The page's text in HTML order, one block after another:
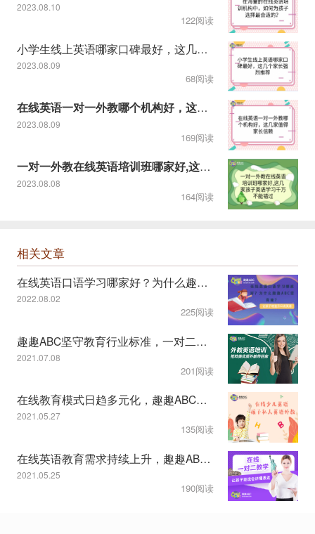
2023.08.10
122阅读
小学生线上英语哪家口碑最好，这几个家长强烈推荐
2023.08.09
68阅读
在线英语一对一外教哪个机构好，这几家值得家长信赖
2023.08.09
169阅读
一对一外教在线英语培训班哪家好,这几家孩子英语学习千万不能错
2023.08.08
164阅读
相关文章
在线英语口语学习哪家好？为什么趣趣ABC受青睐？
2022.08.02
225阅读
趣趣ABC坚守教育行业标准，一对二课程模式受认可
2021.07.08
201阅读
在线教育模式日趋多元化，趣趣ABC教学服务显特色
2021.05.27
135阅读
在线英语教育需求持续上升，趣趣ABC一对二模式获认可
2021.05.25
190阅读